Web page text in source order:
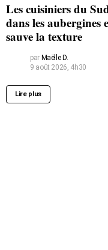
Les cuisiniers du
dans les aubergines
sauve la texture
par Maëlle D.
9 août 2026, 4h30
Lire plus